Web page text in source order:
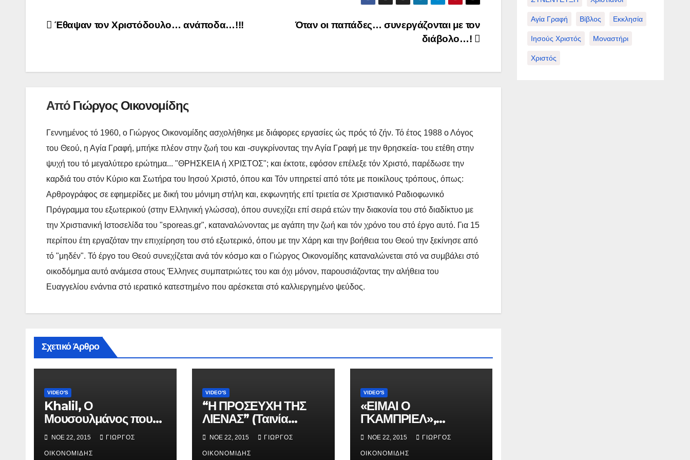
b
t
l
α
Πλοήγηση
Όταν οι παπάδες… συνεργάζονται με τον
διάβολο…!
Έθαψαν τον Χριστόδουλο… ανάποδα…!!!
Από Γιώργος Οικονομίδης
Γεννημένος τό 1960, ο Γιώργος Οικονομίδης ασχολήθηκε με διάφορες εργασίες ώς πρός τό ζήν. Τό έτος 1988 ο Λόγος
του Θεού, η Αγία Γραφή, μπήκε πλέον στην ζωή του και -συγκρίνοντας την Αγία Γραφή με την θρησκεία- του ετέθη στην
ψυχή του τό μεγαλύτερο ερώτημα... "ΘΡΗΣΚΕΙΑ ή ΧΡΙΣΤΟΣ"; και έκτοτε, εφόσον επέλεξε τόν Χριστό, παρέδωσε την
καρδιά του στόν Κύριο και Σωτήρα του Ιησού Χριστό, όπου και Τόν υπηρετεί από τότε με ποικίλους τρόπους, όπως:
Αρθρογράφος σε εφημερίδες με δική του μόνιμη στήλη και, εκφωνητής επί τριετία σε Χριστιανικό Ραδιοφωνικό
Πρόγραμμα του εξωτερικού (στην Ελληνική γλώσσα), όπου συνεχίζει επί σειρά ετών την διακονία του στό διαδίκτυο με
την Χριστιανική Ιστοσελίδα του "sporeas.gr", καταναλώνοντας με αγάπη την ζωή και τόν χρόνο του στό έργο αυτό. Για 15
περίπου έτη εργαζόταν την επιχείρηση του στό εξωτερικό, όπου με την Χάρη και την βοήθεια του Θεού την ξεκίνησε από
τό "μηδέν". Τό έργο του Θεού συνεχίζεται ανά τόν κόσμο και ο Γιώργος Οικονομίδης καταναλώνεται στό να συμβάλει στό
οικοδόμημα αυτό ανάμεσα στους Έλληνες συμπατριώτες του και όχι μόνον, παρουσιάζοντας την αλήθεια του
Ευαγγελίου ενάντια στό ιερατικό κατεστημένο που αρέσκεται στό καλλιεργημένο ψεύδος.
Σχετικό Άρθρο
VIDEO'S
Khalil, Ο
Μουσουλμάνος που
έγινε Χριστιανός.
ΝΟΈ 22, 2015 ΓΙΏΡΓΟΣ
ΟΙΚΟΝΟΜΊΔΗΣ
VIDEO'S
“Η ΠΡΟΣΕΥΧΗ ΤΗΣ
ΛΙΕΝΑΣ” (Ταινία
μικρού μήκους).
ΝΟΈ 22, 2015 ΓΙΏΡΓΟΣ
ΟΙΚΟΝΟΜΊΔΗΣ
VIDEO'S
«ΕΙΜΑΙ Ο
ΓΚΑΜΠΡΙΕΛ»,
Χριστιανική Ταινία,
Ελληνικοί υπότιτλοι.
ΝΟΈ 22, 2015 ΓΙΏΡΓΟΣ
ΟΙΚΟΝΟΜΊΔΗΣ
Αγία Γραφή Βίβλος Εκκλησία
Ιησούς Χριστός Μοναστήρι
Χριστός